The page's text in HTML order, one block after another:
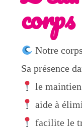
corps
Notre
Sa présence
le
aide à
facilite le